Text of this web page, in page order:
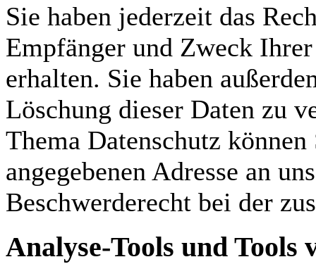
Sie haben jederzeit das
Empfänger und Zweck
erhalten. Sie haben
Löschung dieser Daten zu
Thema Datenschutz
angegebenen Adresse an
Beschwerderecht bei der
Analyse-Tools und